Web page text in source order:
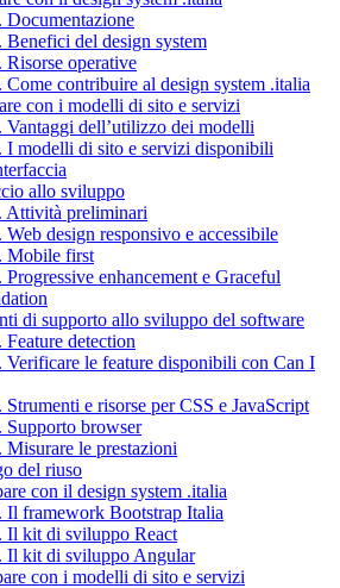
Documentazione
Benefici del design system
Risorse operative
Come contribuire al design system .italia
con i modelli di sito e servizi
Vantaggi dell’utilizzo dei modelli
I modelli di sito e servizi disponibili
allo sviluppo
Attività preliminari
Web design responsivo e accessibile
Mobile first
Progressive enhancement e Graceful
di supporto allo sviluppo del software
Feature detection
Verificare le feature disponibili con Can I
Strumenti e risorse per CSS e JavaScript
Supporto browser
Misurare le prestazioni
del riuso
con il design system .italia
Il framework Bootstrap Italia
Il kit di sviluppo React
Il kit di sviluppo Angular
con i modelli di sito e servizi